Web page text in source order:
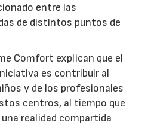
entre las
de distintos puntos de
Comfort explican que el
es contribuir al
y de los profesionales
centros, al tiempo que
realidad compartida